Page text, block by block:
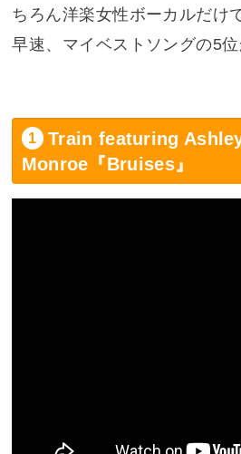
ちろん洋楽女性ボーカルだけ
早速、マイベストソングの5
Train featuring
Monroe『Bruises』